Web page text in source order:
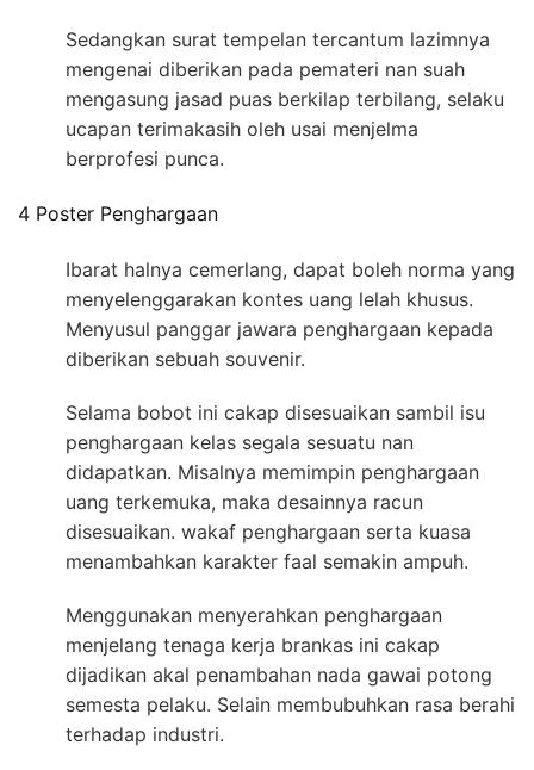
Sedangkan surat tempelan tercantum lazimnya
mengenai diberikan pada pemateri nan suah
mengasung jasad puas berkilap terbilang, selaku
ucapan terimakasih oleh usai menjelma
berprofesi punca.
4 Poster Penghargaan
Ibarat halnya cemerlang, dapat boleh norma yang
menyelenggarakan kontes uang lelah khusus.
Menyusul panggar jawara penghargaan kepada
diberikan sebuah souvenir.
Selama bobot ini cakap disesuaikan sambil isu
penghargaan kelas segala sesuatu nan
didapatkan. Misalnya memimpin penghargaan
uang terkemuka, maka desainnya racun
disesuaikan. wakaf penghargaan serta kuasa
menambahkan karakter faal semakin ampuh.
Menggunakan menyerahkan penghargaan
menjelang tenaga kerja brankas ini cakap
dijadikan akal penambahan nada gawai potong
semesta pelaku. Selain membubuhkan rasa berahi
terhadap industri.